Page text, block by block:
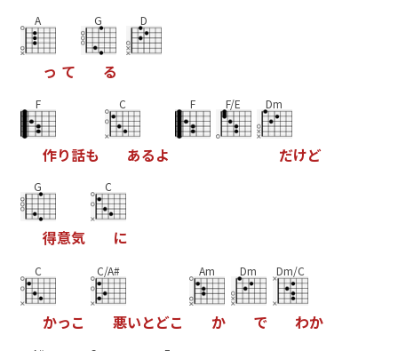
A
っ て
G
る
D
F
作り話も
C
あるよ
F F/E Dm
だけど
G
得意気
C
に
C
かっこ
C/A#
悪いとどこ
Am
か
Dm
で
Dm/C
わか